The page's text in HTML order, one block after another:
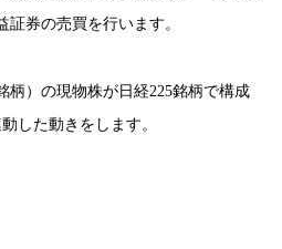
券の売買を行います。
柄）の現物株が日経225銘柄で構成
した動きをします。